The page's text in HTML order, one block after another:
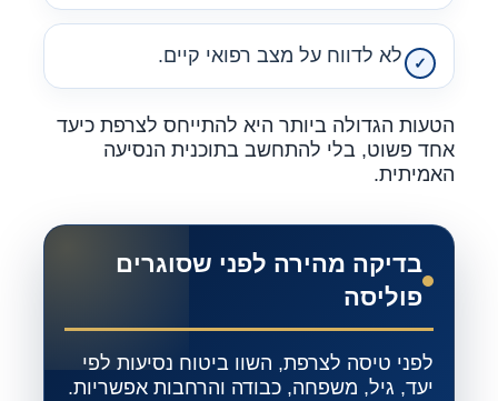
לא לדווח על מצב רפואי קיים.
הטעות הגדולה ביותר היא להתייחס לצרפת כיעד
אחד פשוט, בלי להתחשב בתוכנית הנסיעה
האמיתית.
בדיקה מהירה לפני שסוגרים
פוליסה
לפני טיסה לצרפת, השוו ביטוח נסיעות לפי
יעד, גיל, משפחה, כבודה והרחבות אפשריות.